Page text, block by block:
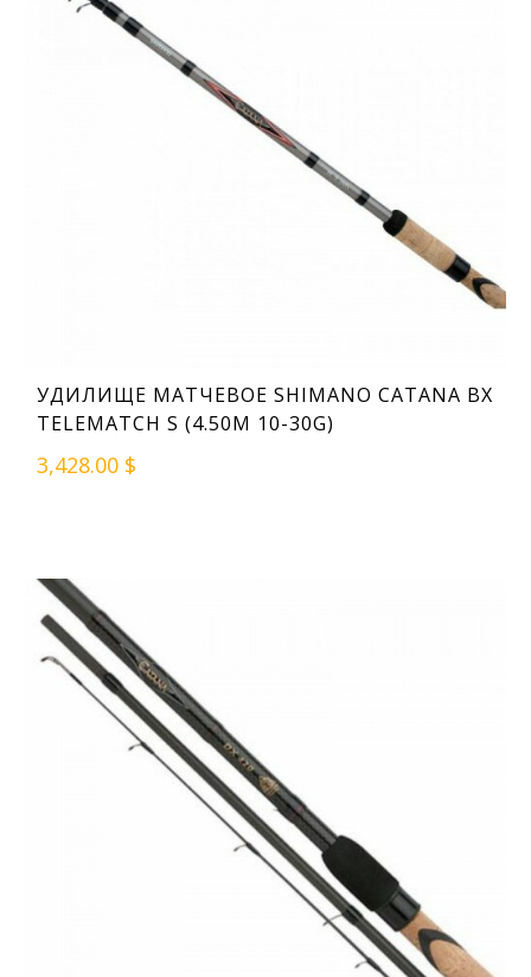
УДИЛИЩЕ МАТЧЕВОЕ SHIMANO CATANA BX
TELEMATCH S (4.50M 10-30G)
3,428.00 $